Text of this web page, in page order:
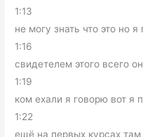
1:13
не могу знать что это но я
1:16
свидетелем этого всего
1:19
ком ехали я говорю вот
1:22
ещё на первых курсах